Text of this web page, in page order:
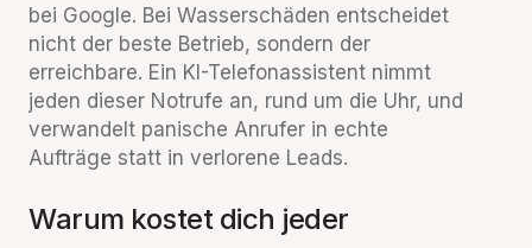
bei Google. Bei Wasserschäden entscheidet
nicht der beste Betrieb, sondern der
erreichbare. Ein KI-Telefonassistent nimmt
jeden dieser Notrufe an, rund um die Uhr, und
verwandelt panische Anrufer in echte
Aufträge statt in verlorene Leads.
Warum kostet dich jeder